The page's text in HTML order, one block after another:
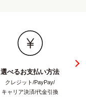
選べるお支払い方法
クレジット/PayPay/
キャリア決済/代金引換